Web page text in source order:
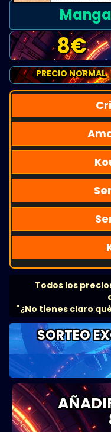
8€
PRECIO NORMAL
Todos los
"¿No tienes claro
SORTEO